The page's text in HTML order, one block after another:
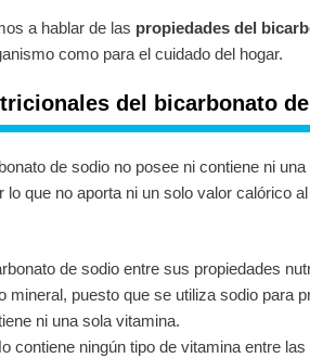
a hablar de las propiedades del
como para el cuidado del hogar.
del bicarbonato
de sodio no posee ni contiene ni
lo que no aporta ni un solo valor calórico
de sodio entre sus propiedades
mineral, puesto que se utiliza sodio para
ni una sola vitamina.
contiene ningún tipo de vitamina entre